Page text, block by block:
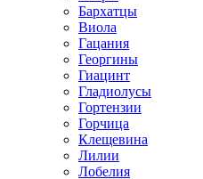
Бархатцы
Виола
Гацания
Георгины
Гиацинт
Гладиолусы
Гортензии
Горчица
Клещевина
Лилии
Лобелия